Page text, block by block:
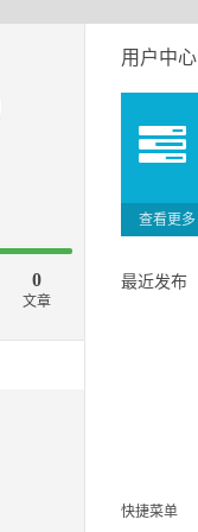
0
文章
用户中心
查看更多
最近发布
快捷菜单